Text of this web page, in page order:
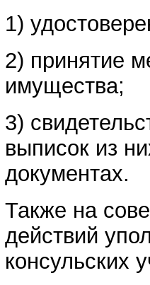
1)
2) принятие
имущества;
3)
выписок из
документах.
Также на
действий
консульских